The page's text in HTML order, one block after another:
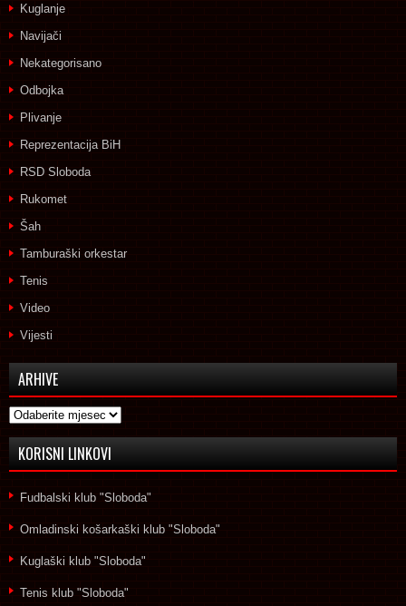
Kuglanje
Navijači
Nekategorisano
Odbojka
Plivanje
Reprezentacija BiH
RSD Sloboda
Rukomet
Šah
Tamburaški orkestar
Tenis
Video
Vijesti
ARHIVE
Arhive
KORISNI LINKOVI
Fudbalski klub "Sloboda"
Omladinski košarkaški klub "Sloboda"
Kuglaški klub "Sloboda"
Tenis klub "Sloboda"